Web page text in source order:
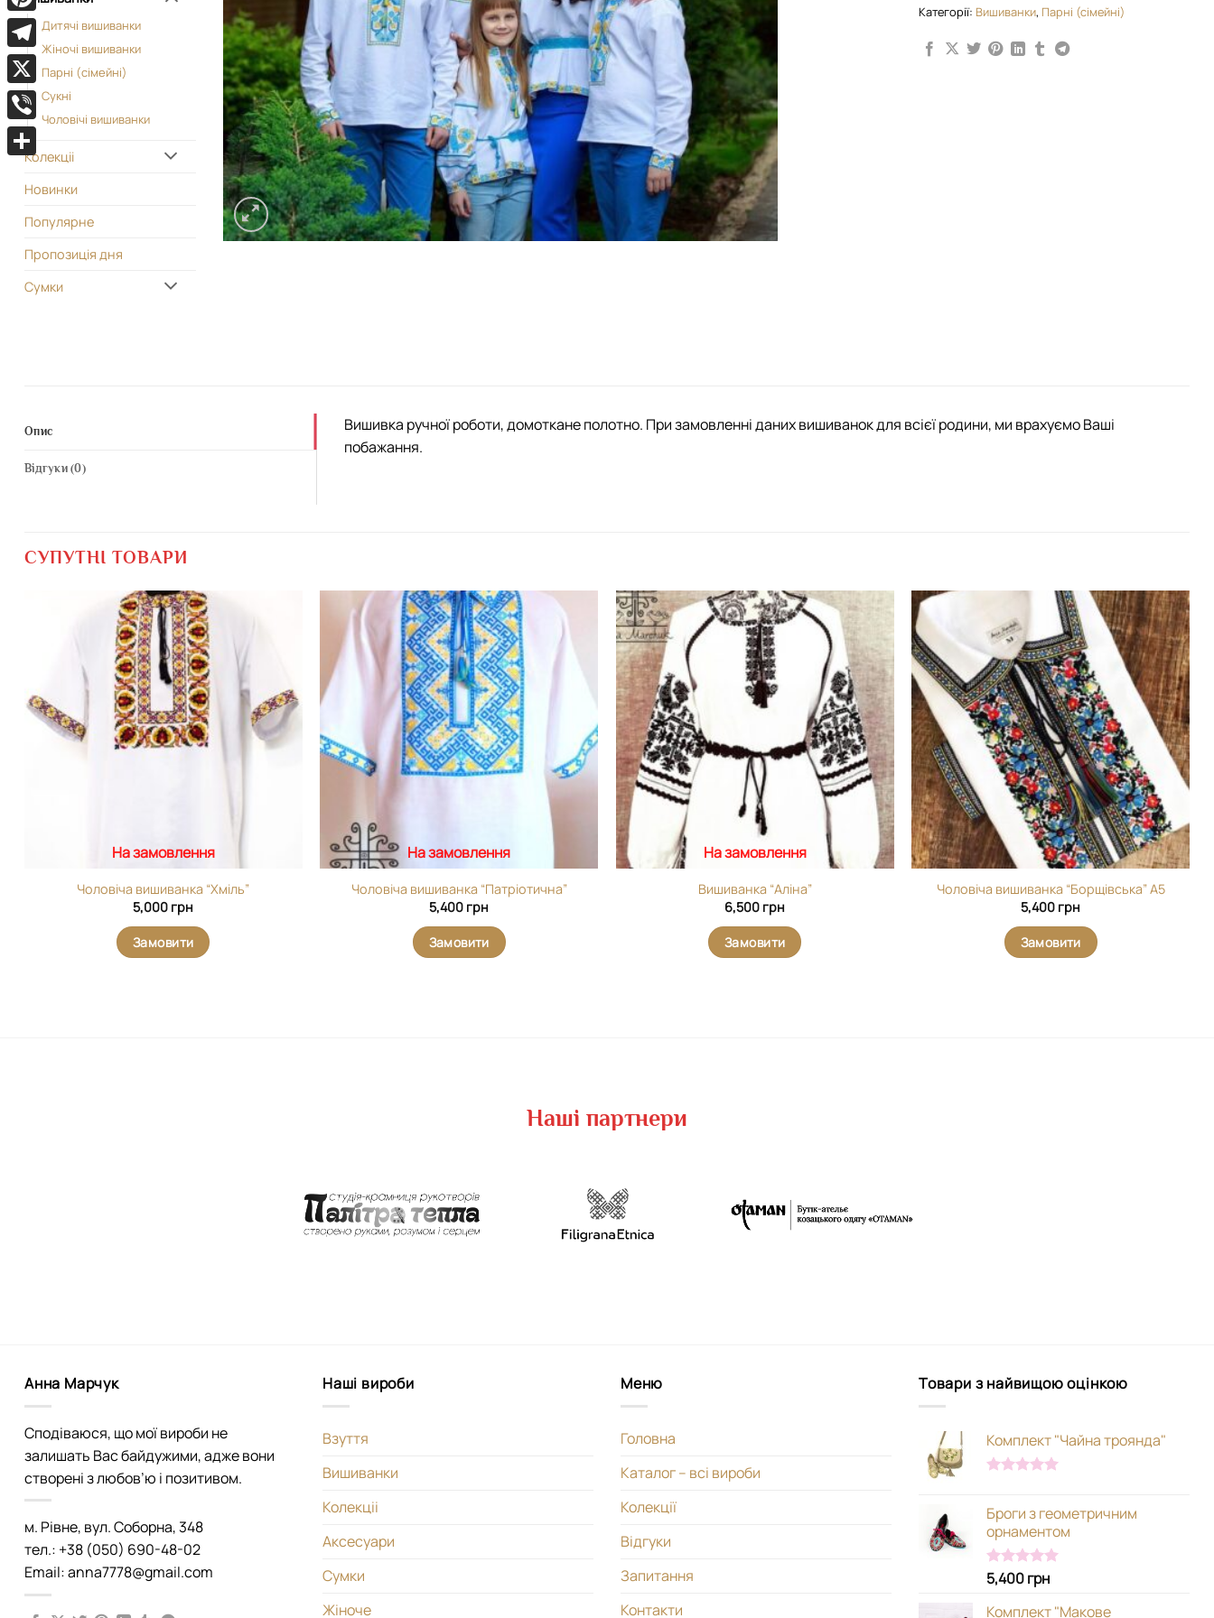
Дитячі вишиванки
Жіночі вишиванки
Парні (сімейні)
Сукні
Чоловічі вишиванки
Колекціі
Новинки
Популярне
Пропозиція дня
Сумки
Категорії: Вишиванки, Парні (сімейні)
Опис
Відгуки (0)
Вишивка ручної роботи, домоткане полотно. При замовленні даних вишиванок для всієї родини, ми врахуємо Ваші
побажання.
СУПУТНІ ТОВАРИ
вибране
На замовлення
Чоловіча вишиванка “Хміль”
5,000 грн
Замовити
Додати
виріб у
вибране
На замовлення
Чоловіча вишиванка “Патріотична”
5,400 грн
Замовити
Додати
виріб у
вибране
На замовлення
Вишиванка “Аліна”
6,500 грн
Замовити
Додати
виріб у
вибране
Чоловіча вишиванка “Борщівська” А5
5,400 грн
Замовити
Наші партнери
Анна Марчук
Сподіваюся, що мої вироби не
залишать Вас байдужими, адже вони
створені з любов’ю і позитивом.
м. Рівне, вул. Соборна, 348
тел.: +38 (050) 690-48-02
Email: anna7778@gmail.com
Наші вироби
Взуття
Вишиванки
Колекціі
Аксесуари
Сумки
Жіноче
Меню
Головна
Каталог – всі вироби
Колекції
Відгуки
Запитання
Контакти
Товари з найвищою оцінкою
Комплект "Чайна троянда"
Броги з геометричним
орнаментом
Оцінено в
з 5
5,400грн
Комплект "Макове
Pinterest
Telegram
X
Viber
Поділитися